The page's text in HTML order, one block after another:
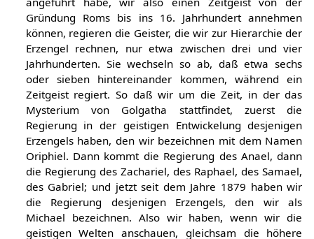
Gründung Roms bis ins 16. Jahrhundert annehmen
können, regieren die Geister, die wir zur Hierarchie der
Erzengel rechnen, nur etwa zwischen drei und vier
Jahrhunderten. Sie wechseln so ab, daß etwa sechs
oder sieben hintereinander kommen, während ein
Zeitgeist regiert. So daß wir um die Zeit, in der das
Mysterium von Golgatha stattfindet, zuerst die
Regierung in der geistigen Entwickelung desjenigen
Erzengels haben, den wir bezeichnen mit dem Namen
Oriphiel. Dann kommt die Regierung des Anael, dann
die Regierung des Zachariel, des Raphael, des Samael,
des Gabriel; und jetzt seit dem Jahre 1879 haben wir
die Regierung desjenigen Erzengels, den wir als
Michael bezeichnen. Also wir haben, wenn wir die
geistigen Welten anschauen, gleichsam die höhere